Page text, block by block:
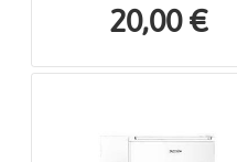
20,00 €